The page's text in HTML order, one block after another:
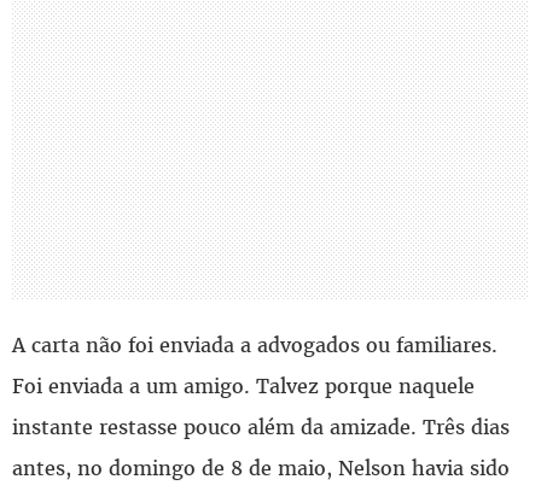
A carta não foi enviada a advogados ou familiares.
Foi enviada a um amigo. Talvez porque naquele
instante restasse pouco além da amizade. Três dias
antes, no domingo de 8 de maio, Nelson havia sido